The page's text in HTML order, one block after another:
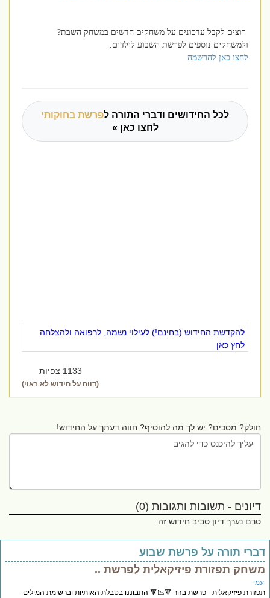
רוצים לקבל עדכונים על משחקים חדשים במשחק השבת?
ולמשחקים נוספים לפרשת השבוע לילדים.
לחצו כאן להרשמה
לכל החידושים ודברי התורה לפרשת בחוקותי
לחצו כאן »
להקדשת החידוש (בחינם!) לעילוי נשמה, לרפואה ולהצלחה
לחץ כאן
1133 צפיות
(דווח על חידוש לא ראוי)
חולק? מסכים? יש לך מה להוסיף? חווה דעתך על החידוש!
דיונים - תשובות ותגובות (0)
טרם נערך דיון סביב חידוש זה
תורה על פרשת שבוע
תפזורת פיזיקאלית לפרשת ..
פיזיקאלית - פרשת בהר 🔻📉🔻 התבוננו בטבלת האותיות וברשימת המילים